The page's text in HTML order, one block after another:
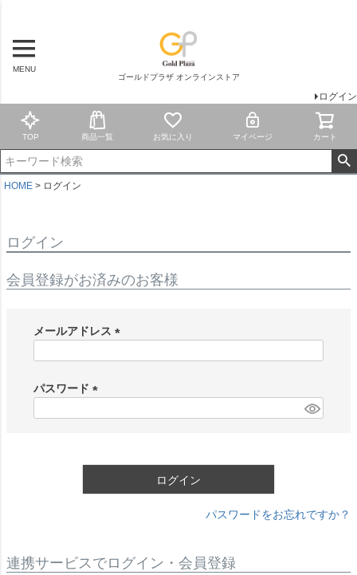
MENU
ゴールドプラザ オンラインストア
ログイン
TOP 商品一覧 お気に入り マイページ カート
HOME ログイン
ログイン
会員登録がお済みのお客様
メールアドレス
)
パスワード
ログイン
パスワードをお忘れですか？
連携サービスでログイン・会員登録